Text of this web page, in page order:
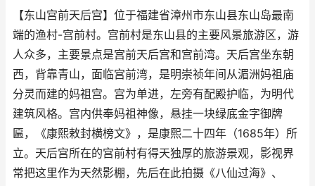
【东山宫前天后宫】位于福建省漳州市东山县东山岛最南
端的渔村-宫前村。宫前村是东山县的主要风景旅游区，游
人众多，主要景点是宫前天后宫和宫前湾。天后宫坐东朝
西，背靠青山，面临宫前湾，是明崇祯年间从湄洲妈祖庙
分灵而建的妈祖宫。宫为单进，左旁有配殿护临，为明代
建筑风格。宫内供奉妈祖神像，悬挂一块绿底金字御牌
匾，《康熙敕封横榜文》，是康熙二十四年（1685年）所
立。天后宫所在的宫前村有得天独厚的旅游景观，影视界
常把这里作为天然影棚，先后在此拍摄《八仙过海》、